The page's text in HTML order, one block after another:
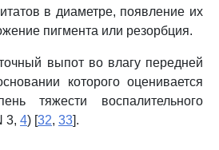
в диаметре, появление их
пигмента или резорбция.
выпот во влагу передней
которого оценивается
тяжести воспалительного
3, 4) [32, 33].